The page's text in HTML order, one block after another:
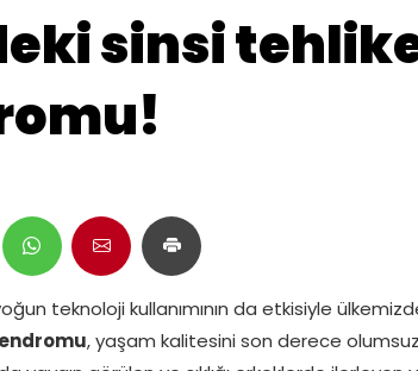
sinsi
teknoloji kullanımının da etkisiyle
, yaşam kalitesini son derece